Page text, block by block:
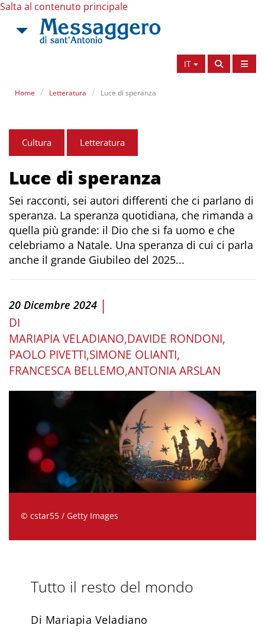
Salta al contenuto principale
IT
Home Letteratura Luce di speranza
Cultura Letteratura
Luce di speranza
Sei racconti, sei autori differenti che ci parlano di
speranza. La speranza quotidiana, che rimanda a
quella più grande: il Dio che si fa uomo e che
celebriamo a Natale. Una speranza di cui ci parla
anche il grande Giubileo del 2025...
20 Dicembre 2024 |
DI
MARIAPIA VELADIANO DAVIDE RONDONI
PAOLO PIVETTI SIMONE OLIANTI
FRANCESCA BELLEMO ANTONIA ARSLAN
© cstar55 / Getty Images
Tutto il resto del mondo
Di Mariapia Veladiano